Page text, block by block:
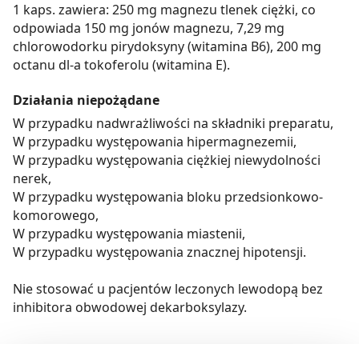
1 kaps. zawiera: 250 mg magnezu tlenek ciężki, co
odpowiada 150 mg jonów magnezu, 7,29 mg
chlorowodorku pirydoksyny (witamina B6), 200 mg
octanu dl-a tokoferolu (witamina E).
Działania niepożądane
W przypadku nadwrażliwości na składniki preparatu,
W przypadku występowania hipermagnezemii,
W przypadku występowania ciężkiej niewydolności
nerek,
W przypadku występowania bloku przedsionkowo-
komorowego,
W przypadku występowania miastenii,
W przypadku występowania znacznej hipotensji.
Nie stosować u pacjentów leczonych lewodopą bez
inhibitora obwodowej dekarboksylazy.